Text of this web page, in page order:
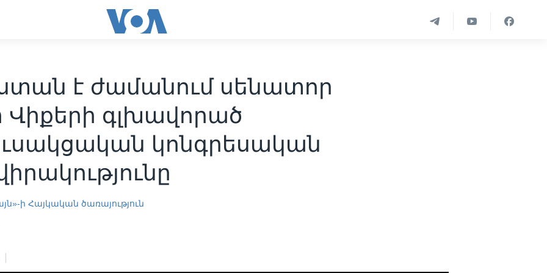
է ժամանում սենատոր
Վիքերի գլխավորած
կոնգրեսական
ի Հայկական ծառայություն